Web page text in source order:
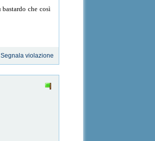
che così
Segnala violazione